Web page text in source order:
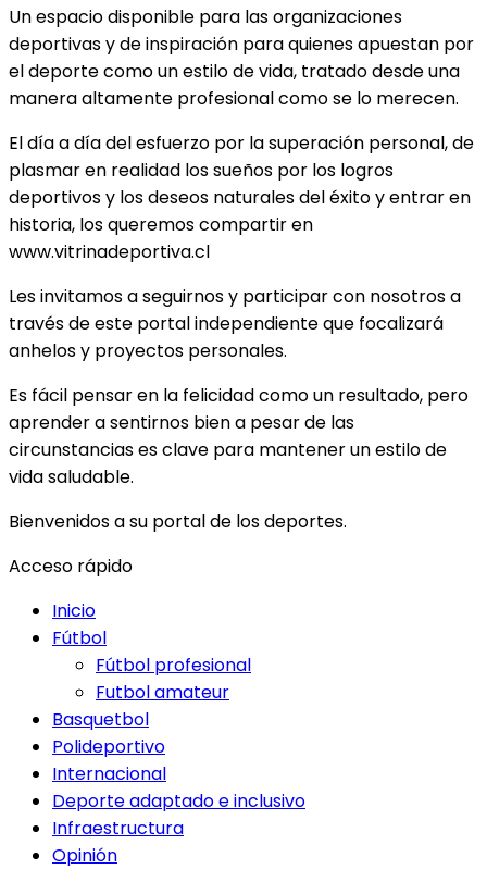
Un espacio disponible para las organizaciones
deportivas y de inspiración para quienes apuestan por
el deporte como un estilo de vida, tratado desde una
manera altamente profesional como se lo merecen.
El día a día del esfuerzo por la superación personal, de
plasmar en realidad los sueños por los logros
deportivos y los deseos naturales del éxito y entrar en
historia, los queremos compartir en
www.vitrinadeportiva.cl
Les invitamos a seguirnos y participar con nosotros a
través de este portal independiente que focalizará
anhelos y proyectos personales.
Es fácil pensar en la felicidad como un resultado, pero
aprender a sentirnos bien a pesar de las
circunstancias es clave para mantener un estilo de
vida saludable.
Bienvenidos a su portal de los deportes.
Acceso rápido
Inicio
Fútbol
Fútbol profesional
Futbol amateur
Basquetbol
Polideportivo
Internacional
Deporte adaptado e inclusivo
Infraestructura
Opinión